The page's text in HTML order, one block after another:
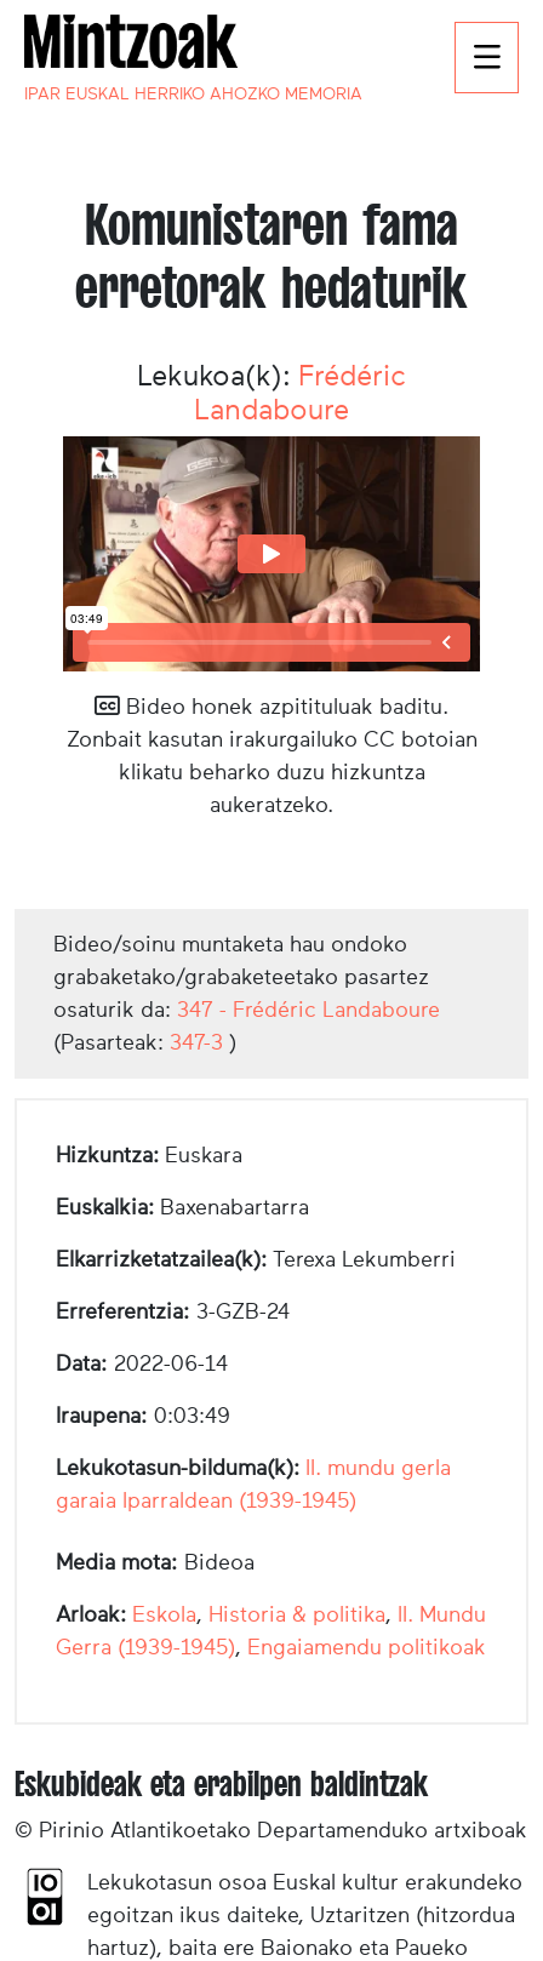
IPAR EUSKAL HERRIKO AHOZKO MEMORIA
Komunistaren fama
erretorak hedaturik
Lekukoa(k): Frédéric
Landaboure
Bideo honek azpitituluak baditu.
Zonbait kasutan irakurgailuko CC botoian
klikatu beharko duzu hizkuntza
aukeratzeko.
Bideo/soinu muntaketa hau ondoko
grabaketako/grabaketeetako pasartez
osaturik da: 347 - Frédéric Landaboure
(Pasarteak: 347-3 )
Hizkuntza: Euskara
Euskalkia: Baxenabartarra
Elkarrizketatzailea(k): Terexa Lekumberri
Erreferentzia: 3-GZB-24
Data: 2022-06-14
Iraupena: 0:03:49
Lekukotasun-bilduma(k): II. mundu gerla
garaia Iparraldean (1939-1945)
Media mota: Bideoa
Arloak: Eskola, Historia & politika, II. Mundu
Gerra (1939-1945), Engaiamendu politikoak
Eskubideak eta erabilpen baldintzak
© Pirinio Atlantikoetako Departamenduko artxiboak
Lekukotasun osoa Euskal kultur erakundeko
egoitzan ikus daiteke, Uztaritzen (hitzordua
hartuz), baita ere Baionako eta Paueko